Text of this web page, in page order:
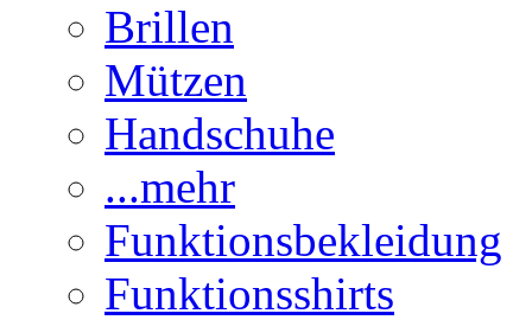
Brillen
Mützen
Handschuhe
...mehr
Funktionsbekleidung
Funktionsshirts